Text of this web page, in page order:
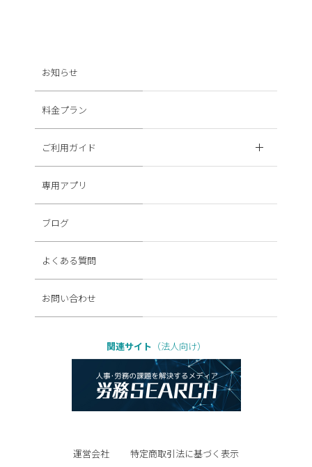
お知らせ
料金プラン
ご利用ガイド
専用アプリ
ブログ
よくある質問
お問い合わせ
関連サイト （法人向け）
運営会社 特定商取引法に基づく表示